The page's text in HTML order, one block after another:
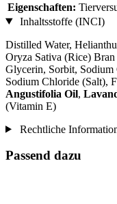
Eigenschaften:
Inhaltsstoffe (INCI)
Distilled Water,
Oryza Sativa (Rice)
Glycerin, Sorbit, Sodium
Sodium Chloride (Salt),
Angustifolia Oil,
(Vitamin E)
Rechtliche
Passend dazu